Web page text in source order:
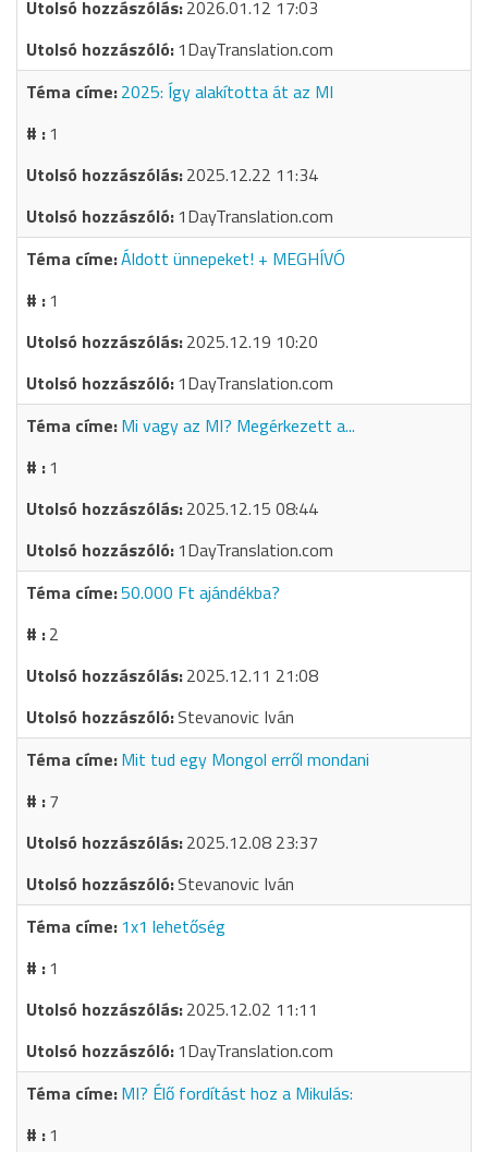
2026.01.12 17:03
1DayTranslation.com
2025: Így alakította át az MI
1
2025.12.22 11:34
1DayTranslation.com
Áldott ünnepeket! + MEGHÍVÓ
1
2025.12.19 10:20
1DayTranslation.com
Mi vagy az MI? Megérkezett a...
1
2025.12.15 08:44
1DayTranslation.com
50.000 Ft ajándékba?
2
2025.12.11 21:08
Stevanovic Iván
Mit tud egy Mongol erről mondani
7
2025.12.08 23:37
Stevanovic Iván
1x1 lehetőség
1
2025.12.02 11:11
1DayTranslation.com
MI? Élő fordítást hoz a Mikulás:
1